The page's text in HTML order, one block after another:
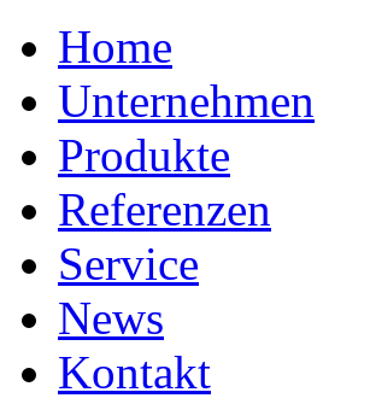
Home
Unternehmen
Produkte
Referenzen
Service
News
Kontakt